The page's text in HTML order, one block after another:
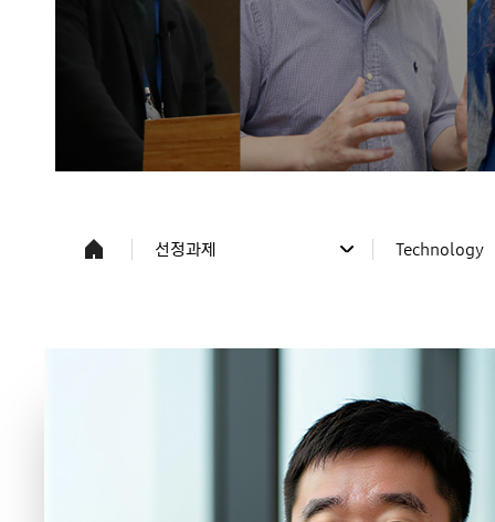
선정과제 Technology
연구자 소식
링크 바로가기
자주묻는 질문